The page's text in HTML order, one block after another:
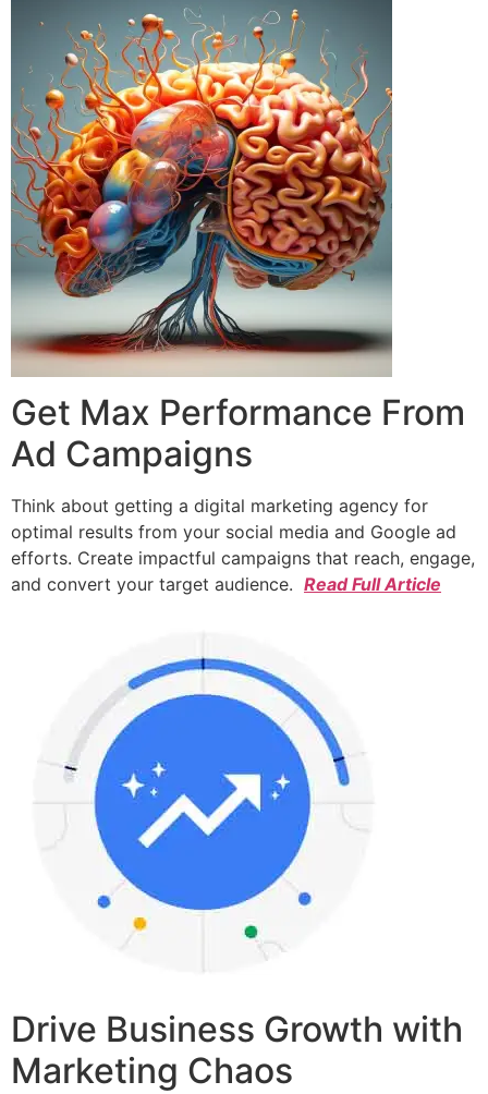
Get Max Performance From
Ad Campaigns
Think about getting a digital marketing agency for
optimal results from your social media and Google ad
efforts. Create impactful campaigns that reach, engage,
and convert your target audience. Read Full Article
Drive Business Growth with
Marketing Chaos